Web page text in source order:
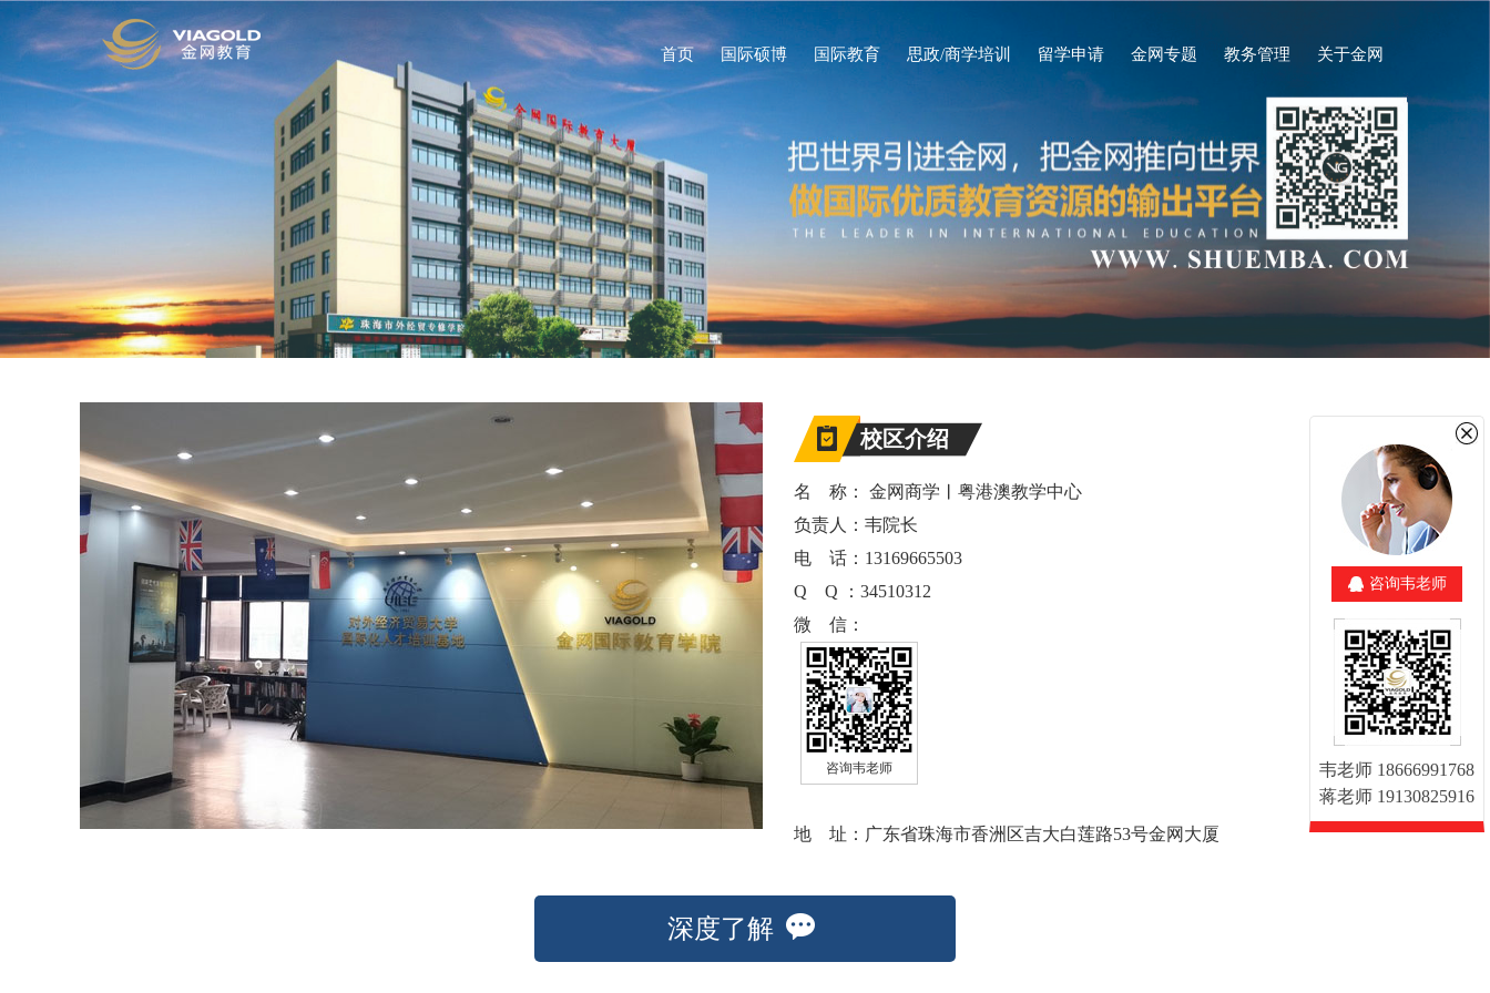
首页 国际硕博 国际教育 思政/商学培训 留学申请 金网专题
新闻公告
金网研学汇
人物专访
学业动态
答辩/典礼
教务管理
招生简章
课程预告
课程回顾
师资团队
教务公告
关于金网
校区介绍
名 称： 金网商学
粤港澳教学中心
负责人：韦院长
电 话：13169665503
Q Q ：34510312
微 信：
咨询韦老师
地 址：广东省珠海市香洲区吉大白莲路53号金网大厦
深度了解
咨询韦老师
韦老师 18666991768
蒋老师 19130825916